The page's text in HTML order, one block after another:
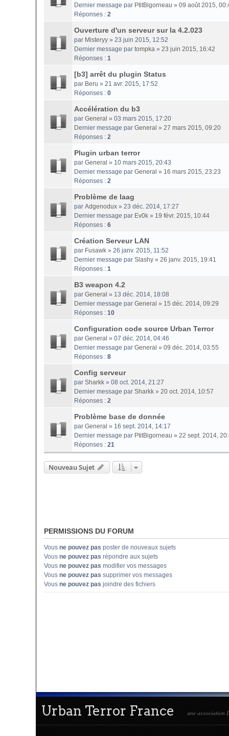
Dernier message par PtitBigorneau » 09 août 2015,
Réponses : 2
Ouverture d'un serveur sur la 4.2.023
par Misteryy » 23 juin 2015, 12:52
Dernier message par tompka » 23 juin 2015, 16:42
Réponses : 1
[b3] arrêt du plugin Status
par Beru » 21 avr. 2015, 17:52
Réponses : 0
Accélération du b3
par General » 03 mars 2015, 17:20
Dernier message par General » 27 mars 2015, 09:20
Réponses : 2
Plugin urban terror
par General » 10 mars 2015, 20:43
Dernier message par General » 16 mars 2015, 23:23
Réponses : 2
Problème de laag
par Adgenodux » 23 déc. 2014, 17:27
Dernier message par Ev0k » 19 févr. 2015, 10:44
Réponses : 6
Création Serveur LAN
par Fusawk » 26 janv. 2015, 11:52
Dernier message par Slashy » 26 janv. 2015, 19:41
Réponses : 1
B3 weapon 4.2
par General » 13 déc. 2014, 18:08
Dernier message par General » 15 déc. 2014, 09:29
Réponses : 10
Configuration code source Urban Terror
par General » 07 déc. 2014, 04:46
Dernier message par General » 09 déc. 2014, 03:55
Réponses : 8
Config serveur
par Sharkk » 08 oct. 2014, 21:27
Dernier message par Sharkk » 20 oct. 2014, 10:57
Réponses : 2
Problème base de donnée
par General » 16 sept. 2014, 14:17
Dernier message par PtitBigorneau » 22 sept. 2014,
Réponses : 21
Nouveau Sujet
PERMISSIONS DU FORUM
Vous ne pouvez pas poster de nouveaux sujets
Vous ne pouvez pas répondre aux sujets
Vous ne pouvez pas modifier vos messages
Vous ne pouvez pas supprimer vos messages
Vous ne pouvez pas joindre des fichiers
Urban Terror France une association